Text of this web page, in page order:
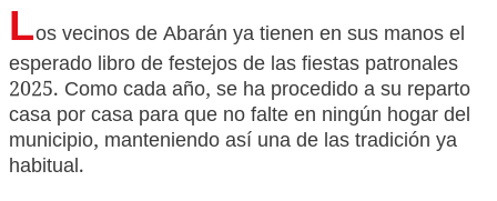
Los vecinos de Abarán ya tienen en sus manos el
esperado libro de festejos de las fiestas patronales
2025. Como cada año, se ha procedido a su reparto
casa por casa para que no falte en ningún hogar del
municipio, manteniendo así una de las tradición ya
habitual.